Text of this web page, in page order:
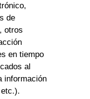
de
otros
en tiempo
al
información